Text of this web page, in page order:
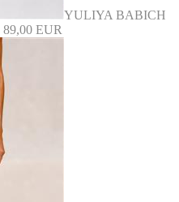
YULIYA BABICH
89,00 EUR